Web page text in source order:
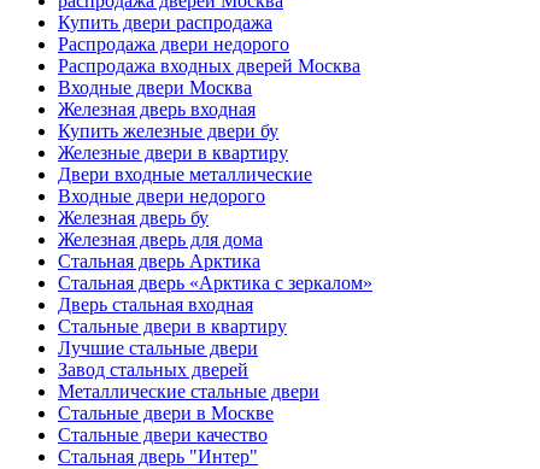
Купить двери распродажа
Распродажа двери недорого
Распродажа входных дверей Москва
Входные двери Москва
Железная дверь входная
Купить железные двери бу
Железные двери в квартиру
Двери входные металлические
Входные двери недорого
Железная дверь бу
Железная дверь для дома
Стальная дверь Арктика
Стальная дверь «Арктика с зеркалом»
Дверь стальная входная
Стальные двери в квартиру
Лучшие стальные двери
Завод стальных дверей
Металлические стальные двери
Стальные двери в Москве
Стальные двери качество
Стальная дверь "Интер"